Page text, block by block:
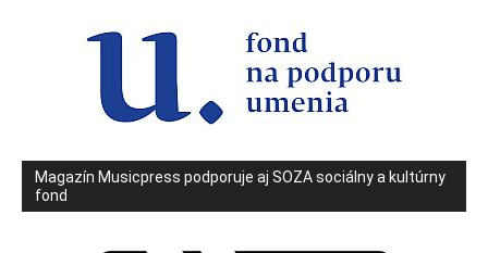
Magazín Musicpress podporuje aj SOZA sociálny a kultúrny
fond